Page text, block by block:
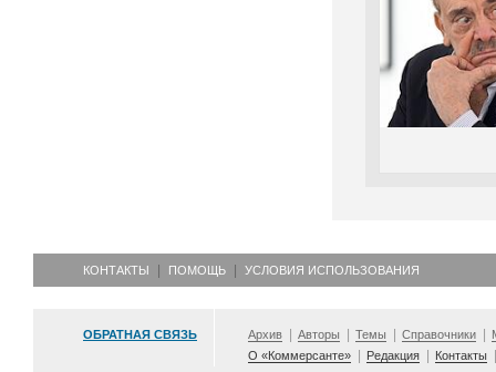
КОНТАКТЫ ПОМОЩЬ УСЛОВИЯ ИСПОЛЬЗОВАНИЯ
ОБРАТНАЯ СВЯЗЬ Архив Авторы Темы Справочники
О «Коммерсанте»
Редакция Контакты